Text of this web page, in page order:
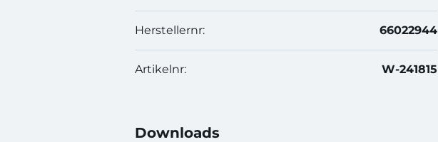
Herstellernr: 66022944
Artikelnr: W-241815
Downloads